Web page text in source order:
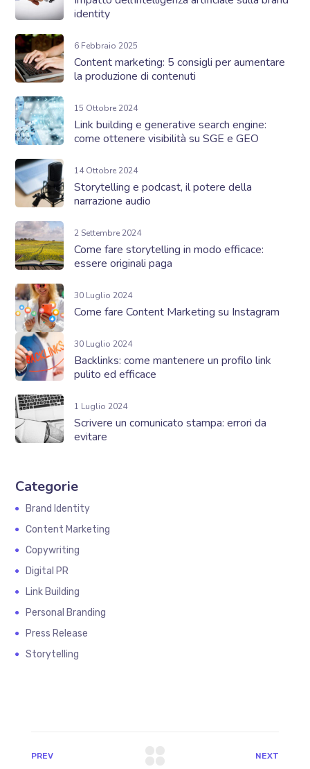
identity
6 Febbraio 2025
Content marketing: 5 consigli per aumentare
la produzione di contenuti
15 Ottobre 2024
Link building e generative search engine:
come ottenere visibilità su SGE e GEO
14 Ottobre 2024
Storytelling e podcast, il potere della
narrazione audio
2 Settembre 2024
Come fare storytelling in modo efficace:
essere originali paga
30 Luglio 2024
Come fare Content Marketing su Instagram
30 Luglio 2024
Backlinks: come mantenere un profilo link
pulito ed efficace
1 Luglio 2024
Scrivere un comunicato stampa: errori da
evitare
Categorie
Brand Identity
Content Marketing
Copywriting
Digital PR
Link Building
Personal Branding
Press Release
Storytelling
PREV NEXT